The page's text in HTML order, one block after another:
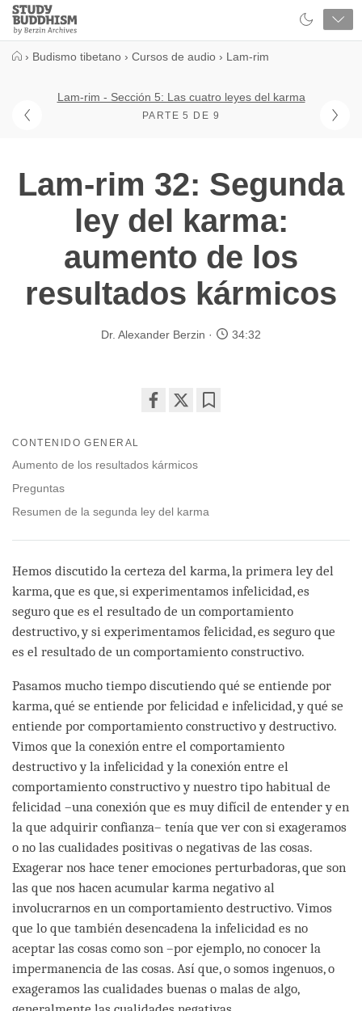
Close
Study
Buddhism
› Budismo tibetano › Cursos de audio › Lam-rim
Lam-rim - Sección 5: Las cuatro leyes del karma
PARTE 5 DE 9
Lam-rim 32: Segunda
ley del karma:
aumento de los
resultados kármicos
Dr. Alexander Berzin 34:32
facebook
CONTENIDO GENERAL
Aumento de los resultados kármicos
Preguntas
Resumen de la segunda ley del karma
Hemos discutido la certeza del karma, la primera ley del
karma, que es que, si experimentamos infelicidad, es
seguro que es el resultado de un comportamiento
destructivo, y si experimentamos felicidad, es seguro que
es el resultado de un comportamiento constructivo.
Pasamos mucho tiempo discutiendo qué se entiende por
karma, qué se entiende por felicidad e infelicidad, y qué se
entiende por comportamiento constructivo y destructivo.
Vimos que la conexión entre el comportamiento
destructivo y la infelicidad y la conexión entre el
comportamiento constructivo y nuestro tipo habitual de
felicidad –una conexión que es muy difícil de entender y en
la que adquirir confianza– tenía que ver con si exageramos
o no las cualidades positivas o negativas de las cosas.
Exagerar nos hace tener emociones perturbadoras, que son
las que nos hacen acumular karma negativo al
involucrarnos en un comportamiento destructivo. Vimos
que lo que también desencadena la infelicidad es no
aceptar las cosas como son –por ejemplo, no conocer la
impermanencia de las cosas. Así que, o somos ingenuos, o
exageramos las cualidades buenas o malas de algo,